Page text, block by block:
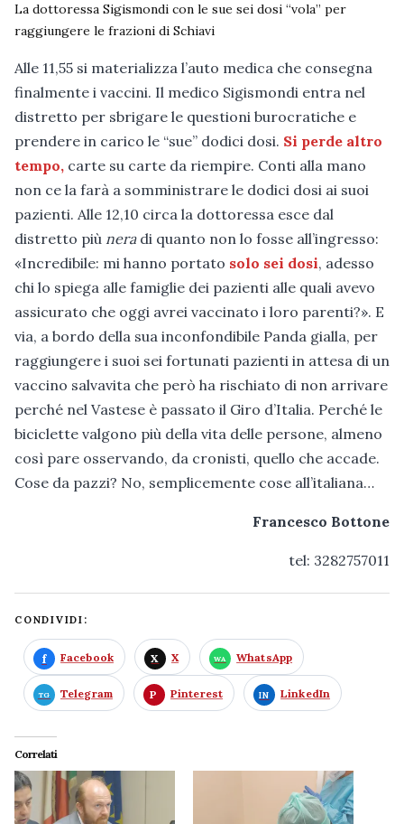
La dottoressa Sigismondi con le sue sei dosi “vola” per
raggiungere le frazioni di Schiavi
Alle 11,55 si materializza l’auto medica che consegna
finalmente i vaccini. Il medico Sigismondi entra nel
distretto per sbrigare le questioni burocratiche e
prendere in carico le “sue” dodici dosi. Si perde altro
tempo, carte su carte da riempire. Conti alla mano
non ce la farà a somministrare le dodici dosi ai suoi
pazienti. Alle 12,10 circa la dottoressa esce dal
distretto più neradi quanto non lo fosse all’ingresso:
«Incredibile: mi hanno portato solo sei dosi, adesso
chi lo spiega alle famiglie dei pazienti alle quali avevo
assicurato che oggi avrei vaccinato i loro parenti?». E
via, a bordo della sua inconfondibile Panda gialla, per
raggiungere i suoi sei fortunati pazienti in attesa di un
vaccino salvavita che però ha rischiato di non arrivare
perché nel Vastese è passato il Giro d’Italia. Perché le
biciclette valgono più della vita delle persone, almeno
così pare osservando, da cronisti, quello che accade.
Cose da pazzi? No, semplicemente cose all’italiana…
Francesco Bottone
tel: 3282757011
CONDIVIDI:
Facebook X WhatsApp
Telegram Pinterest LinkedIn
Correlati